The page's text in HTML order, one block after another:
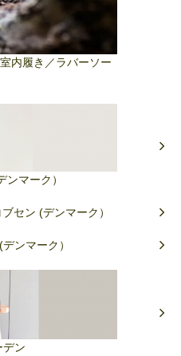
内履き／ラバーソー
マーク）
セン (デンマーク）
ンマーク）
デン